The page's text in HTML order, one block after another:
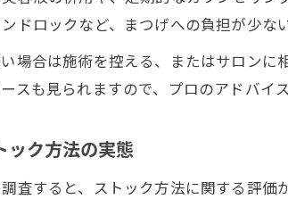
働く女性向けまつエクサ
当日予約OKのサロン活用
口コミで選ぶ狛江のまつ
ドロックなど、まつげへの負担が少な
場合は施術を控える、またはサロン
スも見られますので、プロのアドバイ
ック方法の実態
査すると、ストック方法に関する評